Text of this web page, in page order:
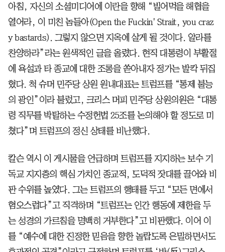
아침, 자신의 소셜미디어에 이란을 향해 “빌어먹을 해협을
열어라, 이 미친 놈들아(Open the Fuckin' Strait, you craz
y bastards). 그렇지 않으면 지옥에 살게 될 것이다. 알라를
찬양하라”라는 원색적인 글을 올렸다. 현직 대통령이 부활절
에 욕설과 타 종교에 대한 조롱을 쏟아내자 정가는 발칵 뒤집
혔다. 척 슈머 민주당 상원 원내대표는 트럼프를 “통제 불능
의 광인”이라 불렀고, 크리스 머피 민주당 상원의원은 “대통
령 직무를 박탈하는 수정헌법 25조를 논의해야 할 정도로 미
쳤다”며 트럼프의 정신 상태를 비난했다.
칼슨 역시 이 게시물을 언급하며 트럼프를 지지하는 보수 기
독교 지지층의 핵심 가치인 종교적, 도덕적 잣대를 끌어와 비
판 수위를 높였다. 그는 트럼프의 행태를 두고 “모든 면에서
혐오스럽다”고 직격하며 “트럼프는 인간 행동에 제한을 두
는 성경의 가르침을 명백히 거부한다”고 비판했다. 이어 이
를 “예수에 대한 진정한 믿음을 향한 놀랍도록 은밀하면서도